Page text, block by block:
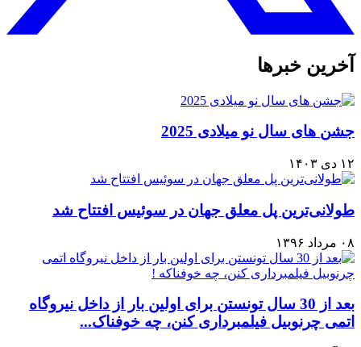
آخرین خبرها
جشن های سال نو میلادی 2025
۱۲ دی ۱۴۰۳
طولانی‌ترین پل معلق جهان در سوئیس افتتاح شد
۰۸ مرداد ۱۳۹۶
بعد از 30 سال تونستن برای اولین بار از داخل نیروگاه
اتمی چرنوبیل فیلمبرداری کنن، چه خوفناک...